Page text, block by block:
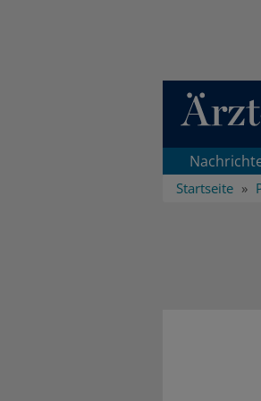
Direkt zum
Startseite